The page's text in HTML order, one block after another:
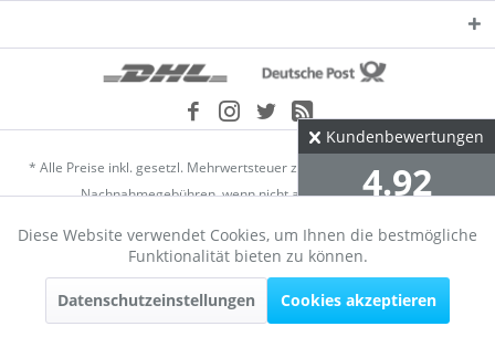
Kundenbewertungen
4.92
∅ aus 2304 Bewertungen
alle Bewertungen
* Alle Preise inkl. gesetzl. Mehrwertsteuer zzgl. Versandkosten und ggf.
Nachnahmegebühren, wenn nicht anders beschrieben
Händler-Login Über uns Kontakt
Datenschutz
Widerrufsrecht
Versand und Zahlungsbedingungen
AGB
Impressum
Cookie-Einstellungen
Bewertungen
Funktionale Aktiv
Marketing Aktiv
Diese Website verwendet Cookies, um Ihnen die bestmögliche
Funktionalität bieten zu können.
Datenschutzeinstellungen Cookies akzeptieren